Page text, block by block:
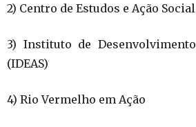
2) Centro de Estudos e Ação Social
3) Instituto de
(IDEAS)
4) Rio Vermelho em Ação